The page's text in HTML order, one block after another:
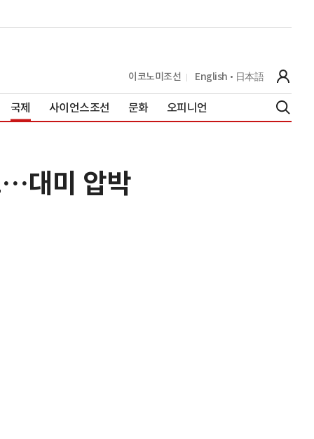
이코노미조선 English 日本語
국제 사이언스조선 문화 오피니언
…대미 압박